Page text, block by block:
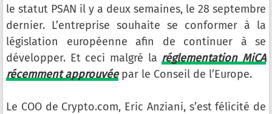
le statut PSAN il y a deux semaines, le 28 septembre
dernier. L’entreprise souhaite se conformer à la
législation européenne afin de continuer à se
développer. Et ceci malgré la réglementation MiCA
récemment approuvéepar le Conseil de l’Europe.
Le COO de Crypto.com, Eric Anziani, s’est félicité de